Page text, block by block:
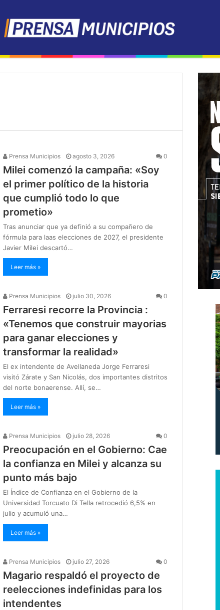
Prensa Municipios agosto 3, 2026 0
Milei comenzó la campaña: «Soy
el primer político de la historia
que cumplió todo lo que
prometio»
Tras anunciar que ya definió a su compañero de
fórmula para laas elecciones de 2027, el presidente
Javier Milei descartó…
Leer más »
Prensa Municipios julio 30, 2026 0
Ferraresi recorre la Provincia :
«Tenemos que construir mayorias
para ganar elecciones y
transformar la realidad»
El ex intendente de Avellaneda Jorge Ferraresi
visitó Zárate y San Nicolás, dos importantes distritos
del norte bonaerense. Allí, se…
Leer más »
Prensa Municipios julio 28, 2026 0
Preocupación en el Gobierno: Cae
la confianza en Milei y alcanza su
punto más bajo
El Índice de Confianza en el Gobierno de la
Universidad Torcuato Di Tella retrocedió 6,5% en
julio y acumuló una…
Leer más »
Prensa Municipios julio 27, 2026 0
Magario respaldó el proyecto de
reelecciones indefinidas para los
intendentes